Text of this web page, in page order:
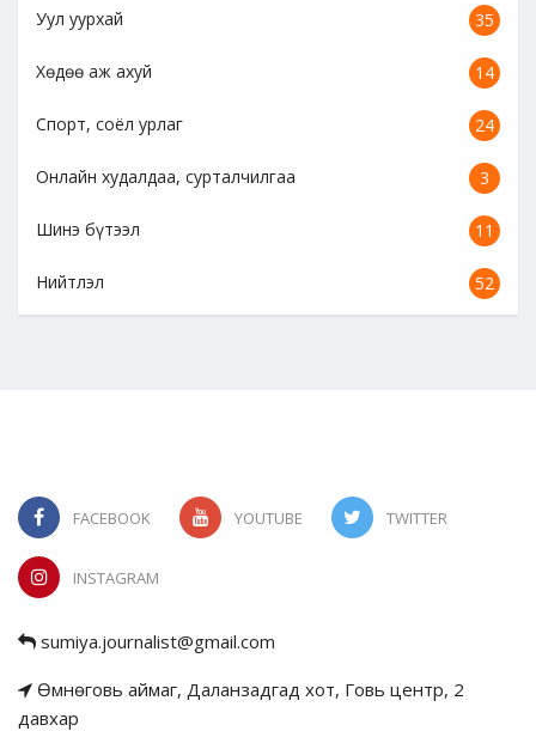
Уул уурхай 35
Хөдөө аж ахуй 14
Спорт, соёл урлаг 24
Онлайн худалдаа, сурталчилгаа 3
Шинэ бүтээл 11
Нийтлэл 52
FACEBOOK YOUTUBE TWITTER
INSTAGRAM
sumiya.journalist@gmail.com
Өмнөговь аймаг, Даланзадгад хот, Говь центр, 2
давхар